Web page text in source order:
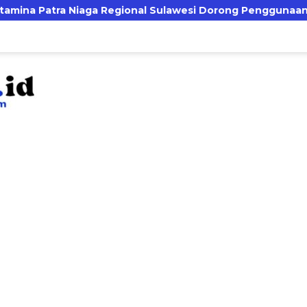
Sulawesi Dorong Penggunaan Bright Gas bagi